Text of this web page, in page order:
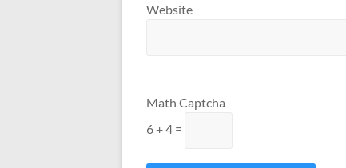
Website
Math Captcha
6 + 4 =